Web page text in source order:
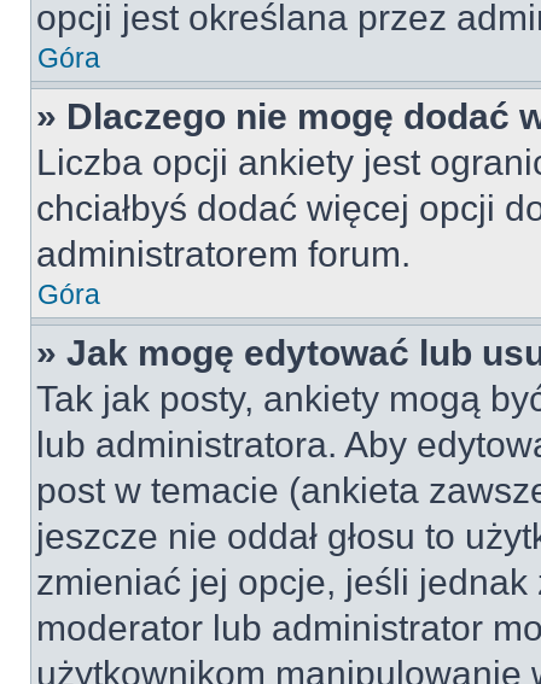
opcji jest określana przez
Góra
» Dlaczego nie mogę dodać
Liczba opcji ankiety jest
chciałbyś dodać więcej opcji
administratorem forum.
Góra
» Jak mogę edytować lub
Tak jak posty, ankiety mogą
lub administratora. Aby
post w temacie (ankieta
jeszcze nie oddał głosu to
zmieniać jej opcje, jeśli jednak
moderator lub administrator
użytkownikom manipulowanie